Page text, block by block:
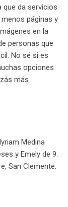
que da servicios
páginas y
en la
personas que
No sé si es
opciones
más
Medina
y Emely de 9.
San Clemente.